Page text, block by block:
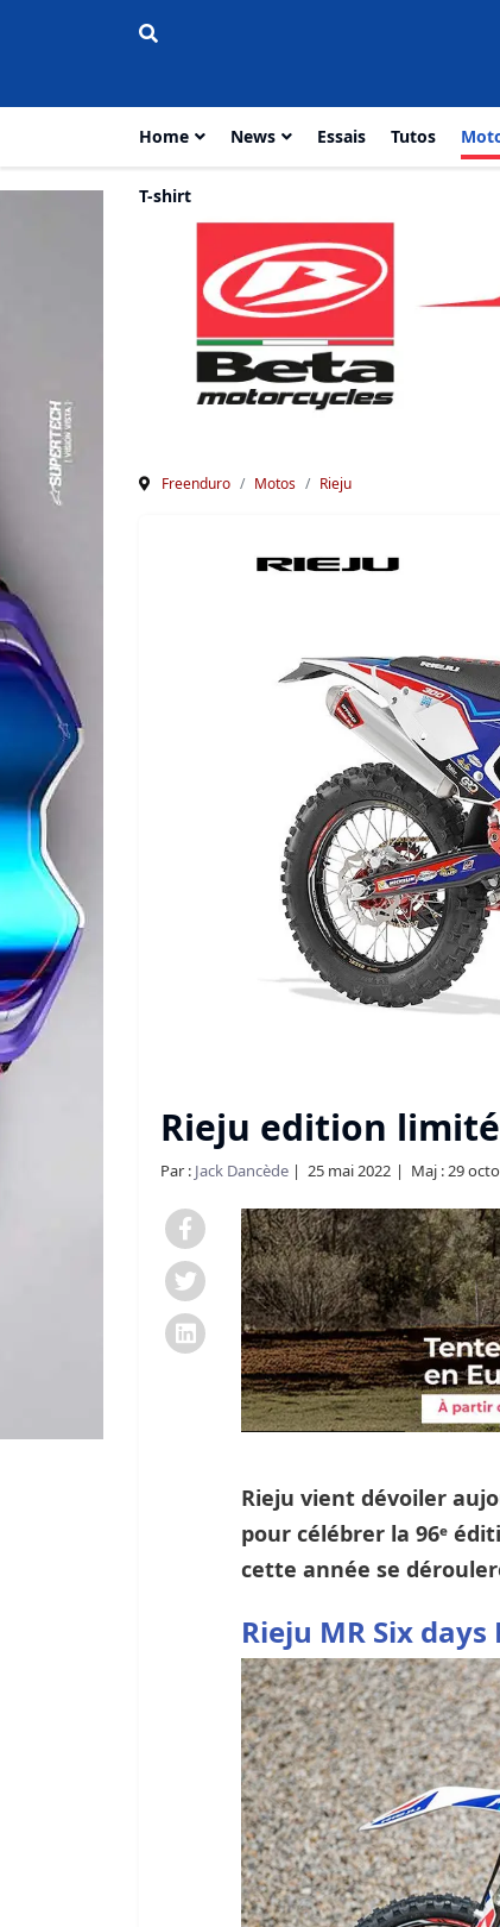
Home News Essais Tutos
T-shirt
Freenduro Motos Rieju
Rieju edition limité
Par : Jack Dancède 25 mai 2022 Maj : 29
Rieju vient dévoiler
pour célébrer la 96ᵉ
cette année se
Rieju MR Six days